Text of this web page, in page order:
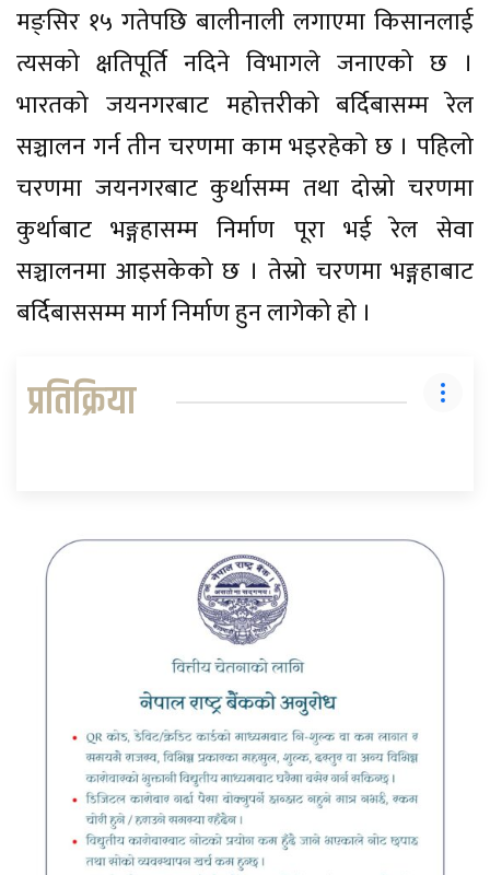
मङ्सिर १५ गतेपछि बालीनाली लगाएमा किसानलाई
त्यसको क्षतिपूर्ति नदिने विभागले जनाएको छ ।
भारतको जयनगरबाट महोत्तरीको बर्दिबासम्म रेल
सञ्चालन गर्न तीन चरणमा काम भइरहेको छ । पहिलो
चरणमा जयनगरबाट कुर्थासम्म तथा दोस्रो चरणमा
कुर्थाबाट भङ्गहासम्म निर्माण पूरा भई रेल सेवा
सञ्चालनमा आइसकेको छ । तेस्रो चरणमा भङ्गहाबाट
बर्दिबाससम्म मार्ग निर्माण हुन लागेको हो ।
प्रतिक्रिया